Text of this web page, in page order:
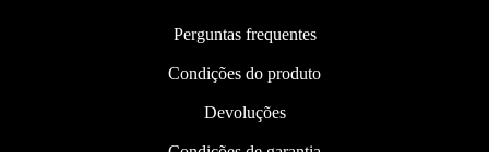
Perguntas frequentes
Condições do produto
Devoluções